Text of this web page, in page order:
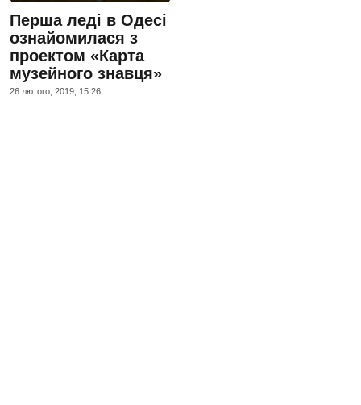
Перша леді в Одесі
ознайомилася з
проектом «Карта
музейного знавця»
26 лютого, 2019, 15:26